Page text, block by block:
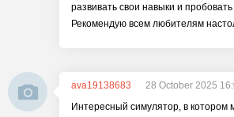
развивать свои навыки и
Рекомендую всем любителям
ava19138683
28 October 2025
Интересный симулятор, в котором